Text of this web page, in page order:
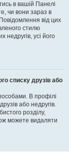
в вашій Панелі
чи вони зараз в
від цих
стилю
усі його
списку друзів або
В профілі
або недругів.
розділу,
можете видаляти